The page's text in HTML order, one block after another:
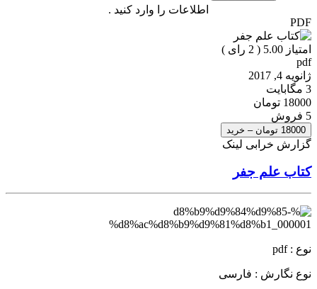
اطلاعات را وارد کنید .
PDF
امتیاز 5.00 ( 2 رای )
pdf
ژانویه 4, 2017
3 مگابایت
18000 تومان
5 فروش
18000 تومان – خرید
گزارش خرابی لینک
کتاب علم جفر
نوع : pdf
نوع نگارش : فارسی